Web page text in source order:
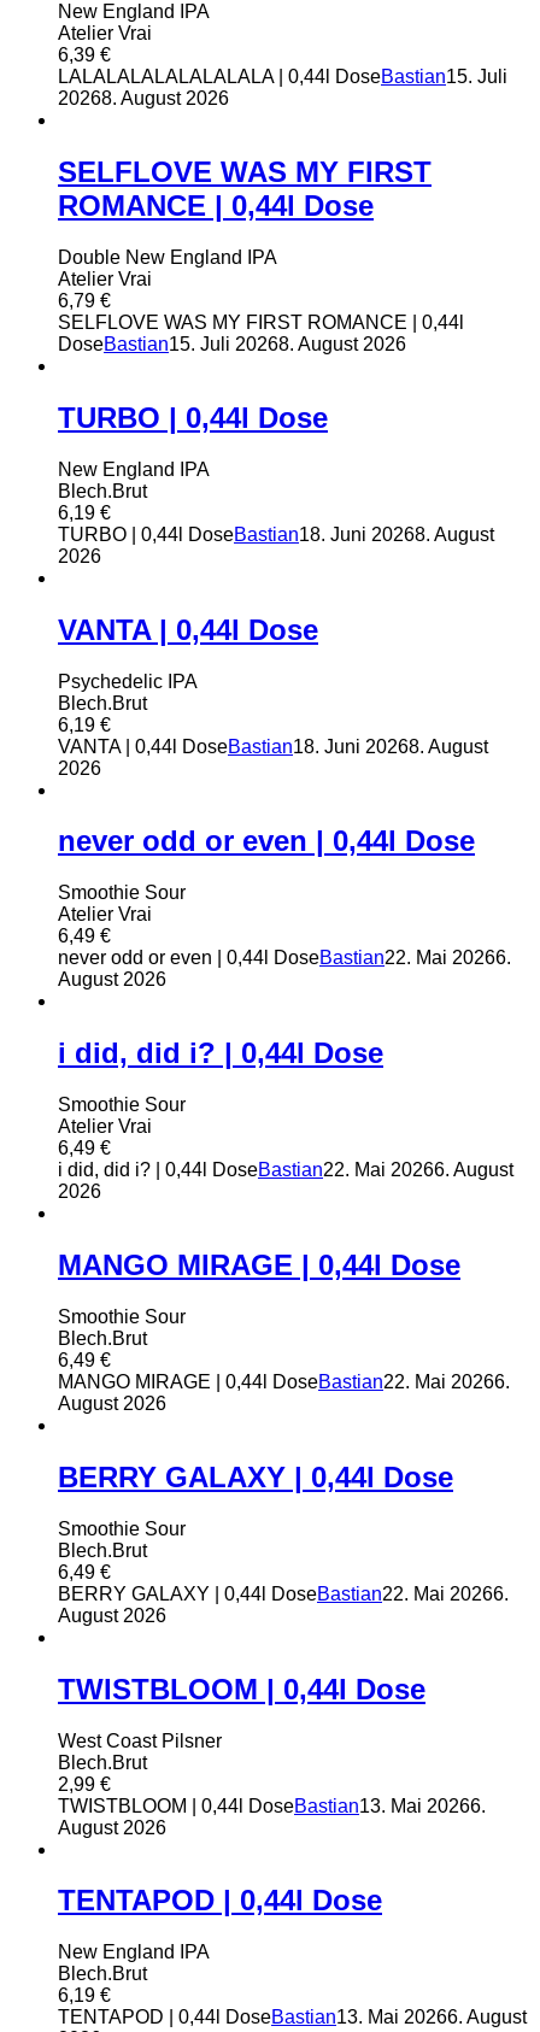
New England IPA
Atelier Vrai
6,39 €
LALALALALALALALALA | 0,44l DoseBastian15. Juli
20268. August 2026
SELFLOVE WAS MY FIRST
ROMANCE | 0,44l Dose
Double New England IPA
Atelier Vrai
6,79 €
SELFLOVE WAS MY FIRST ROMANCE | 0,44l
DoseBastian15. Juli 20268. August 2026
TURBO | 0,44l Dose
New England IPA
Blech.Brut
6,19 €
TURBO | 0,44l DoseBastian18. Juni 20268. August
2026
VANTA | 0,44l Dose
Psychedelic IPA
Blech.Brut
6,19 €
VANTA | 0,44l DoseBastian18. Juni 20268. August
2026
never odd or even | 0,44l Dose
Smoothie Sour
Atelier Vrai
6,49 €
never odd or even | 0,44l DoseBastian22. Mai 20266.
August 2026
i did, did i? | 0,44l Dose
Smoothie Sour
Atelier Vrai
6,49 €
i did, did i? | 0,44l DoseBastian22. Mai 20266. August
2026
MANGO MIRAGE | 0,44l Dose
Smoothie Sour
Blech.Brut
6,49 €
MANGO MIRAGE | 0,44l DoseBastian22. Mai 20266.
August 2026
BERRY GALAXY | 0,44l Dose
Smoothie Sour
Blech.Brut
6,49 €
BERRY GALAXY | 0,44l DoseBastian22. Mai 20266.
August 2026
TWISTBLOOM | 0,44l Dose
West Coast Pilsner
Blech.Brut
2,99 €
TWISTBLOOM | 0,44l DoseBastian13. Mai 20266.
August 2026
TENTAPOD | 0,44l Dose
New England IPA
Blech.Brut
6,19 €
TENTAPOD | 0,44l DoseBastian13. Mai 20266. August